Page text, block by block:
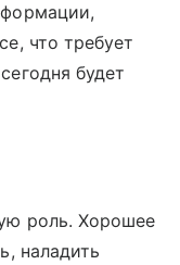
что требует
будет
роль. Хорошее
наладить